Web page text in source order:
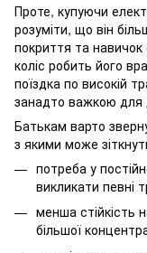
Проте, купуючи
розуміти, що він
покриття та
коліс робить його
поїздка по високій
занадто важкою для
Батькам варто
з якими може
потреба у
викликати певні
менша стійкість
більшої